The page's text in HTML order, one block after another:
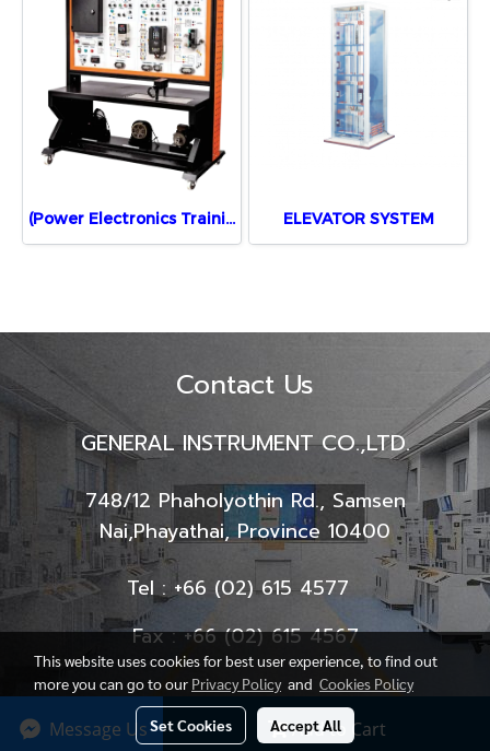
Add to Cart
Message Us
(Power Electronics Training System) ELEVATOR SYSTEM
Contact Us
GENERAL INSTRUMENT CO.,LTD.
748/12 Phaholyothin Rd., Samsen
Nai,Phayathai, Province 10400
Tel : +66 (02) 615 4577
Fax : +66 (02) 615 4567
This website uses cookies for best user experience, to find out
more you can go to our Privacy Policyand Cookies Policy
Set Cookies Accept All